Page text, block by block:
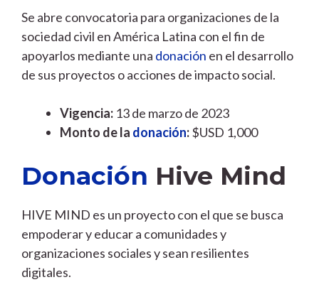
Se abre convocatoria para organizaciones de la
sociedad civil en América Latina con el fin de
apoyarlos mediante una donación en el desarrollo
de sus proyectos o acciones de impacto social.
Vigencia: 13 de marzo de 2023
Monto de la donación:$USD 1,000
Donación Hive Mind
HIVE MIND es un proyecto con el que se busca
empoderar y educar a comunidades y
organizaciones sociales y sean resilientes
digitales.